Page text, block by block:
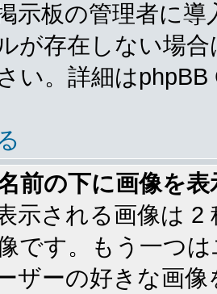
示板の管理者に
が存在しない場
い。詳細は
前の下に画像を
示される画像は
です。もう一つ
ザーの好きな画